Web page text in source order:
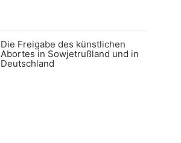
Die Freigabe des künstlichen
Abortes in Sowjetrußland und in
Deutschland